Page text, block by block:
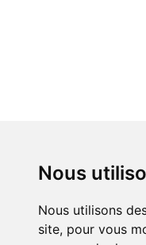
Nous
Nous utilisons
site, pour vous